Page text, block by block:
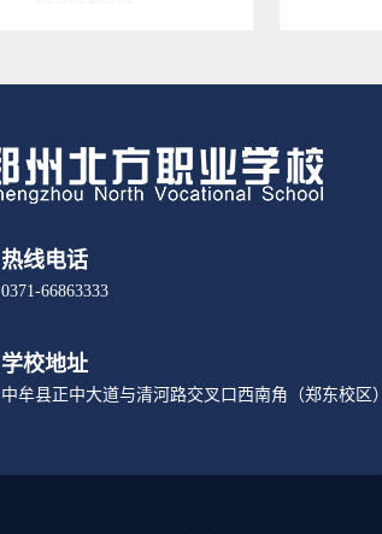
热线电话
0371-66863333
学校地址
中牟县正中大道与清河路交叉口西南角（郑东校区）